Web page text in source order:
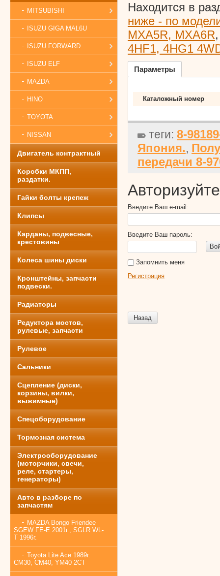
MITSUBISHI
ISUZU GIGA MAL6U
ISUZU FORWARD
ISUZU ELF
MAZDA
HINO
TOYOTA
NISSAN
Двигатель контрактный
Коробки МКПП,
раздатки.
Гайки болты крепеж
Клипсы
Карданы, подвесные,
крестовины
Колеса шины диски
Кронштейны, запчасти
подвески.
Радиаторы
Редуктора мостов,
рулевые, запчасти
Рулевое
Сальники
Сцепление (диски,
корзины, вилки,
выжимные)
Спецоборудование
Тормозная система
Электрооборудование
(моторчики, свечи,
реле, стартеры,
генераторы)
Авто в разборе по
запчастям
MAZDA Bongo Friendee
SGEW FE-E 2001г., SGLR WL-
T 1996г.
Toyota Lite Ace 1989г.
CM30, CM40, YM40 2CT
Находится в
ниже - по
MXA5R, MXA6R
4HF1, 4HG1
Параметры
Каталожный номер
теги: 8-
Япония.,
передачи 8-
Введите Ваш e-mail:
Введите Ваш пароль:
Запомнить меня
Регистрация
Назад